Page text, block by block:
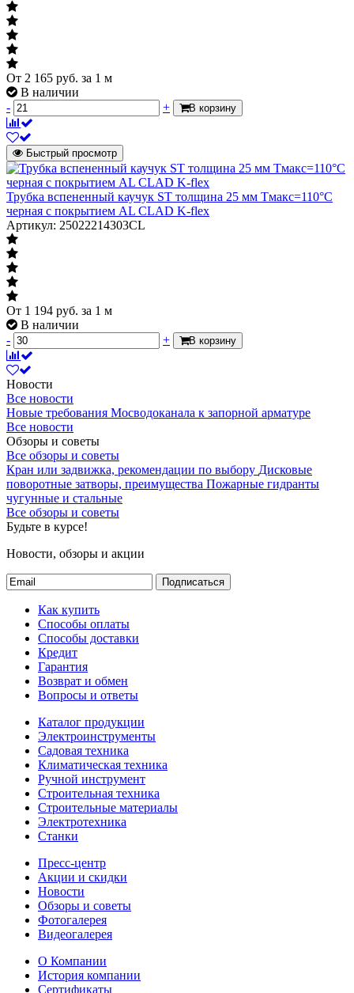
От 2 165 руб. за 1 м
В наличии
-
+ В корзину
Быстрый просмотр
Трубка вспененный каучук ST толщина 25 мм Тмакс=110°C
черная с покрытием AL CLAD K-flex
Артикул: 25022214303CL
От 1 194 руб. за 1 м
В наличии
-
+ В корзину
Новости
Все новости
Новые требования Мосводоканала к запорной арматуре
Все новости
Обзоры и советы
Все обзоры и советы
Кран или задвижка, рекомендации по выбору Дисковые
поворотные затворы, преимущества Пожарные гидранты
чугунные и стальные
Все обзоры и советы
Будьте в курсе!
Новости, обзоры и акции
Подписаться
Как купить
Способы оплаты
Способы доставки
Кредит
Гарантия
Возврат и обмен
Вопросы и ответы
Каталог продукции
Электроинструменты
Садовая техника
Климатическая техника
Ручной инструмент
Строительная техника
Строительные материалы
Электротехника
Станки
Пресс-центр
Акции и скидки
Новости
Обзоры и советы
Фотогалерея
Видеогалерея
О Компании
История компании
Сертификаты